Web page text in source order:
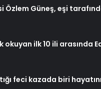
Özlem Güneş, eşi
okuyan ilk 10 ili arasında
feci kazada biri